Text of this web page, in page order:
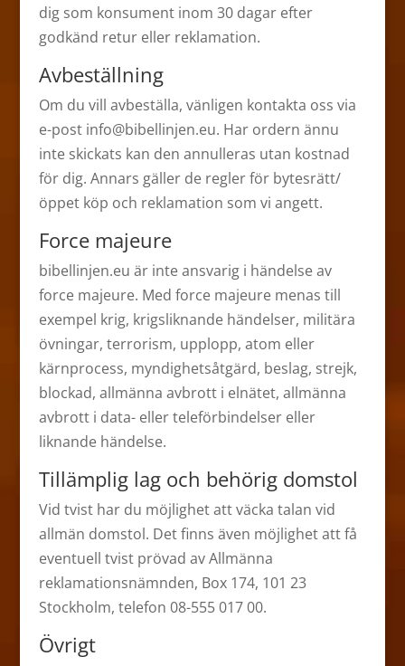
dig som konsument inom 30 dagar efter
godkänd retur eller reklamation.
Avbeställning
Om du vill avbeställa, vänligen kontakta oss via
e-post info@bibellinjen.eu. Har ordern ännu
inte skickats kan den annulleras utan kostnad
för dig. Annars gäller de regler för bytesrätt/
öppet köp och reklamation som vi angett.
Force majeure
bibellinjen.eu är inte ansvarig i händelse av
force majeure. Med force majeure menas till
exempel krig, krigsliknande händelser, militära
övningar, terrorism, upplopp, atom eller
kärnprocess, myndighetsåtgärd, beslag, strejk,
blockad, allmänna avbrott i elnätet, allmänna
avbrott i data- eller teleförbindelser eller
liknande händelse.
Tillämplig lag och behörig domstol
Vid tvist har du möjlighet att väcka talan vid
allmän domstol. Det finns även möjlighet att få
eventuell tvist prövad av Allmänna
reklamationsnämnden, Box 174, 101 23
Stockholm, telefon 08-555 017 00.
Övrigt